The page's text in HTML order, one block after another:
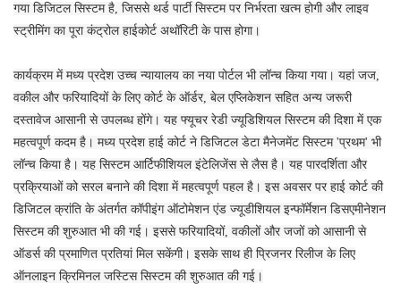
गया डिजिटल सिस्टम है, जिससे थर्ड पार्टी सिस्टम पर निर्भरता खत्म होगी और लाइव
स्ट्रीमिंग का पूरा कंट्रोल हाईकोर्ट अथॉरिटी के पास होगा।
कार्यक्रम में मध्य प्रदेश उच्च न्यायालय का नया पोर्टल भी लॉन्च किया गया। यहां जज,
वकील और फरियादियों के लिए कोर्ट के ऑर्डर, बेल एप्लिकेशन सहित अन्य जरूरी
दस्तावेज आसानी से उपलब्ध होंगे। यह फ्यूचर रेडी ज्यूडिशियल सिस्टम की दिशा में एक
महत्वपूर्ण कदम है। मध्य प्रदेश हाई कोर्ट ने डिजिटल डेटा मैनेजमेंट सिस्टम 'प्रथम' भी
लॉन्च किया है। यह सिस्टम आर्टिफीशियल इंटेलिजेंस से लैस है। यह पारदर्शिता और
प्रक्रियाओं को सरल बनाने की दिशा में महत्वपूर्ण पहल है। इस अवसर पर हाई कोर्ट की
डिजिटल क्रांति के अंतर्गत कॉपीइंग ऑटोमेशन एंड ज्यूडीशियल इन्फॉर्मेशन डिसएमीनेशन
सिस्टम की शुरुआत भी की गई। इससे फरियादियों, वकीलों और जजों को आसानी से
ऑडर्स की प्रमाणित प्रतियां मिल सकेंगी। इसके साथ ही प्रिजनर रिलीज के लिए
ऑनलाइन क्रिमिनल जस्टिस सिस्टम की शुरुआत की गई।